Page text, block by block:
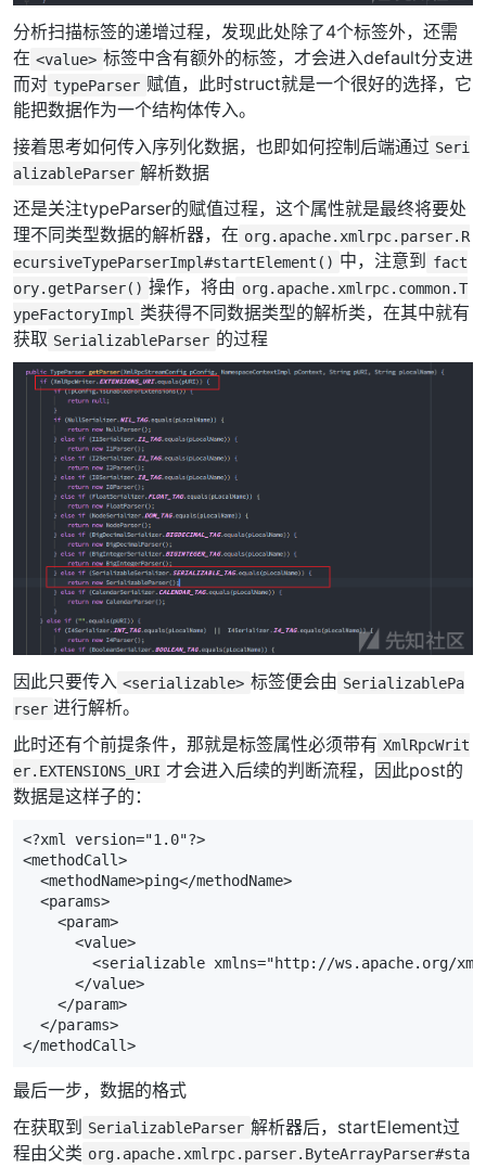
分析扫描标签的递增过程，发现此处除了4个标签外，还需
在 <value> 标签中含有额外的标签，才会进入default分支进
而对 typeParser 赋值，此时struct就是一个很好的选择，它
能把数据作为一个结构体传入。
接着思考如何传入序列化数据，也即如何控制后端通过 Seri
alizableParser 解析数据
还是关注typeParser的赋值过程，这个属性就是最终将要处
理不同类型数据的解析器，在 org.apache.xmlrpc.parser.R
ecursiveTypeParserImpl#startElement() 中，注意到
fact
ory.getParser() 操作，将由 org.apache.xmlrpc.common.T
ypeFactoryImpl 类获得不同数据类型的解析类，在其中就有
获取 SerializableParser 的过程
因此只要传入 <serializable> 标签便会由 SerializablePa
rser 进行解析。
此时还有个前提条件，那就是标签属性必须带有 XmlRpcWrit
er.EXTENSIONS_URI 才会进入后续的判断流程，因此post的
数据是这样子的：
<?xml version="1.0"?>
<methodCall>
<methodName>ping</methodName>
<params>
<param>
<value>
<serializable xmlns="http://ws.apache.org/
</value>
</param>
</params>
</methodCall>
最后一步，数据的格式
在获取到 SerializableParser 解析器后，startElement过
程由父类 org.apache.xmlrpc.parser.ByteArrayParser#sta